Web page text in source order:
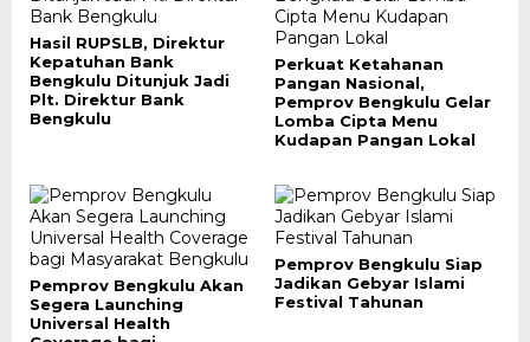
Hasil RUPSLB, Direktur
Kepatuhan Bank
Bengkulu Ditunjuk Jadi
Plt. Direktur Bank
Bengkulu
Perkuat Ketahanan
Pangan Nasional,
Pemprov Bengkulu Gelar
Lomba Cipta Menu
Kudapan Pangan Lokal
Pemprov Bengkulu Akan
Segera Launching
Universal Health
Pemprov Bengkulu Siap
Jadikan Gebyar Islami
Festival Tahunan